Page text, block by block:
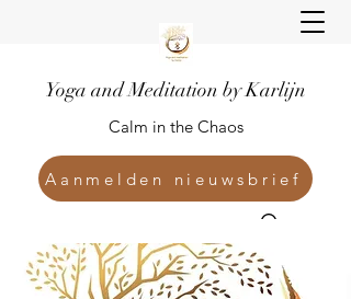
Yoga and Meditation by Karlijn
Calm in the Chaos
Aanmelden nieuwsbrief